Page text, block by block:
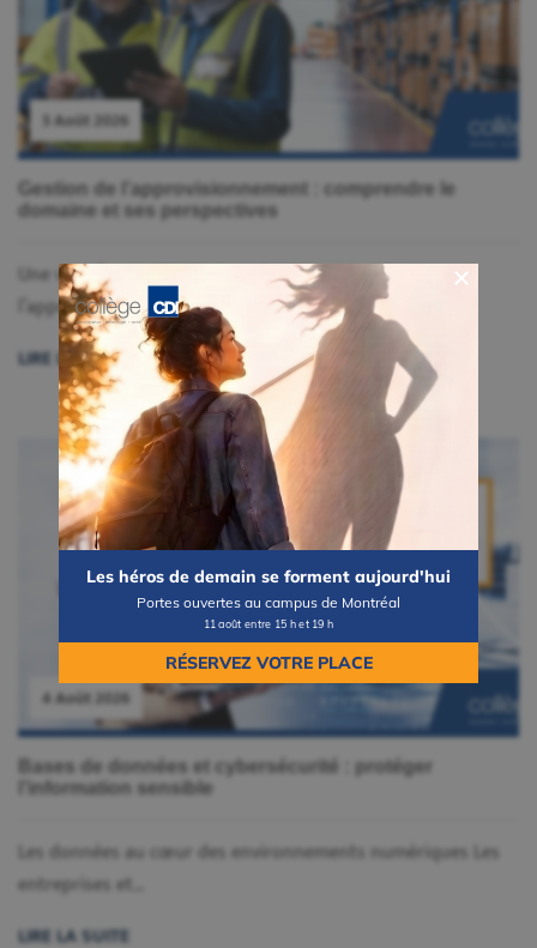
Les héros de demain se forment aujourd'hui
Portes ouvertes au campus de Montréal
11 août entre 15 h et 19 h
RÉSERVEZ VOTRE PLACE
5 Août 2026
Gestion de l’approvisionnement : comprendre le
domaine et ses perspectives
Une vue d’ensemble du domaine La gestion de
l’approvisionnement regro...
LIRE LA SUITE
4 Août 2026
Bases de données et cybersécurité : protéger
l’information sensible
Les données au cœur des environnements numériques Les
entreprises et...
LIRE LA SUITE